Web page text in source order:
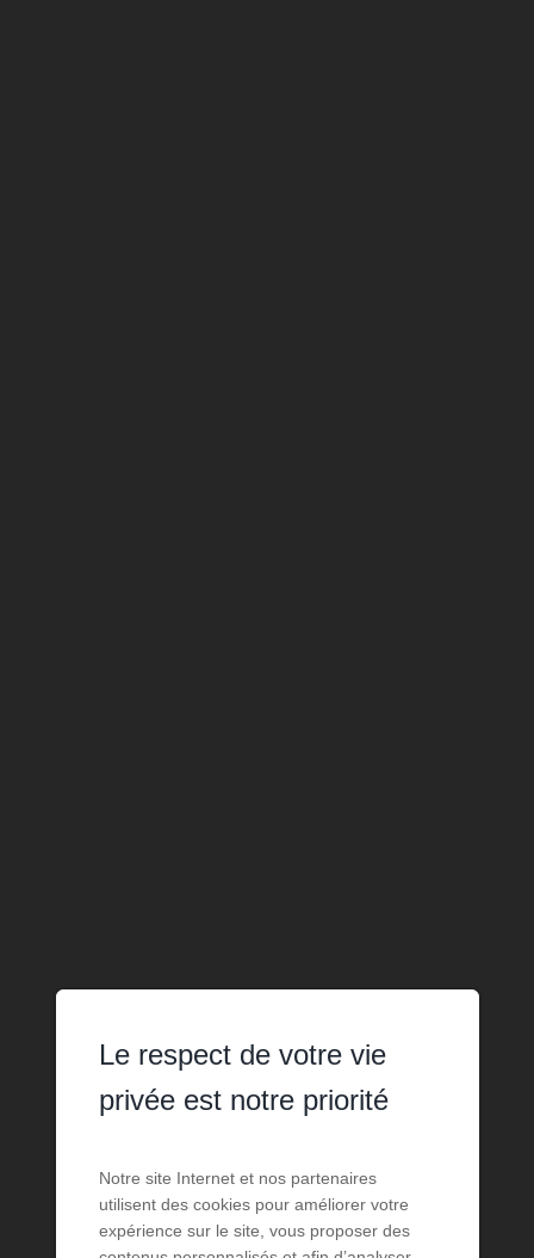
Le respect de votre vie
privée est notre priorité
Notre site Internet et nos partenaires
utilisent des cookies pour améliorer votre
expérience sur le site, vous proposer des